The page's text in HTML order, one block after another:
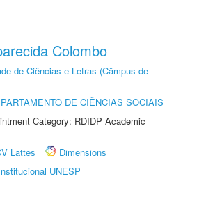
Colombo
de Ciências e Letras (Câmpus de
DE CIÊNCIAS SOCIAIS
Category: RDIDP Academic
Lattes
Dimensions
UNESP